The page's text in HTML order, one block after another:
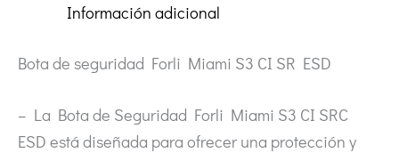
Información adicional
Bota de seguridad Forli Miami S3 CI SR ESD
– La Bota de Seguridad Forli Miami S3 CI SRC
ESD está diseñada para ofrecer una protección y